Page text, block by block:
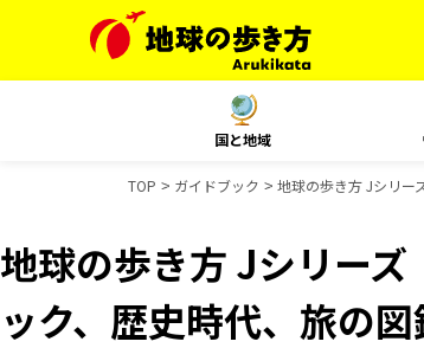
国と地域
TOP ガイドブック 地球の歩き方 Jシリー
地球の歩き方 Jシリー
ック、歴史時代、旅の